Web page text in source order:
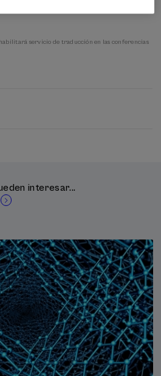
habilitará servicio de traducción en las conferencias
interesar...